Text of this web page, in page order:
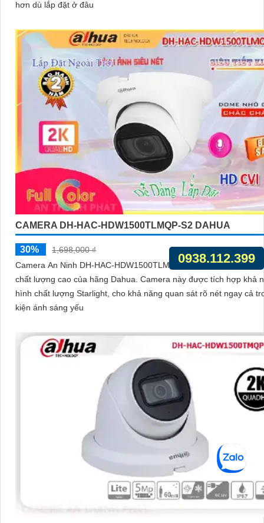
hơn dù lắp đặt ở đâu
CAMERA DH-HAC-HDW1500TLMQP-S2 DAHUA
30%
1,698,000 ₫
Camera An Ninh DH-HAC-HDW1500TLMQP-S2 là một Camera
chất lượng cao của hãng Dahua. Camera này được tích hợp khả năng thu
hình chất lượng Starlight, cho khả năng quan sát rõ nét ngay cả
kiện ánh sáng yếu
0938.112.399